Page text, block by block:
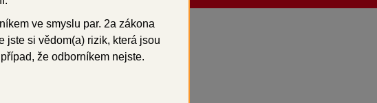
členy pro keramiku
ve smyslu par. 2a zákona
jste si vědom(a) rizik, která jsou
že odborníkem nejste.